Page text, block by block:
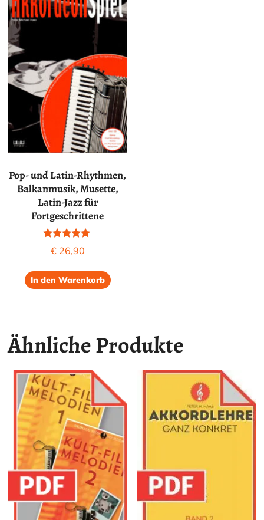
Pop- und Latin-Rhythmen,
Balkanmusik, Musette,
Latin-Jazz für
Fortgeschrittene
Bewertet mit
5.00
€26,90
In den Warenkorb
Ähnliche Produkte